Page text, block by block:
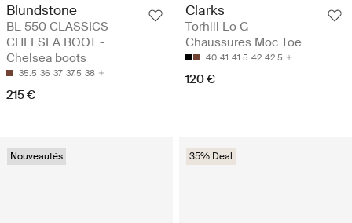
Blundstone
BL 550 CLASSICS
CHELSEA BOOT -
Chelsea boots
35.5 36 37 37.5 38
215 €
Clarks
Torhill Lo G -
Chaussures Moc Toe
40 41 41.5 42 42.5
120 €
Nouveautés 35% Deal